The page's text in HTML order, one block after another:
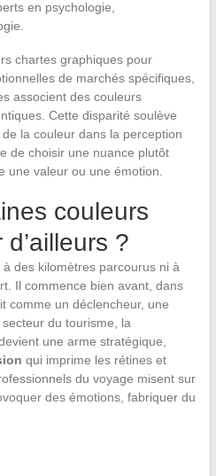
en psychologie,
chartes graphiques pour
de marchés spécifiques,
associent des couleurs
Cette disparité soulève
la couleur dans la perception
de choisir une nuance plutôt
une valeur ou une émotion.
couleurs
?
des kilomètres parcourus ni à
Il commence bien avant, dans
comme un déclencheur, une
du tourisme, la
une arme stratégique,
qui imprime les rétines et
du voyage misent sur
des émotions, fabriquer du